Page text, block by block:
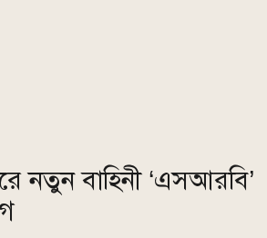
নতুন বাহিনী ‘এসআরবি’